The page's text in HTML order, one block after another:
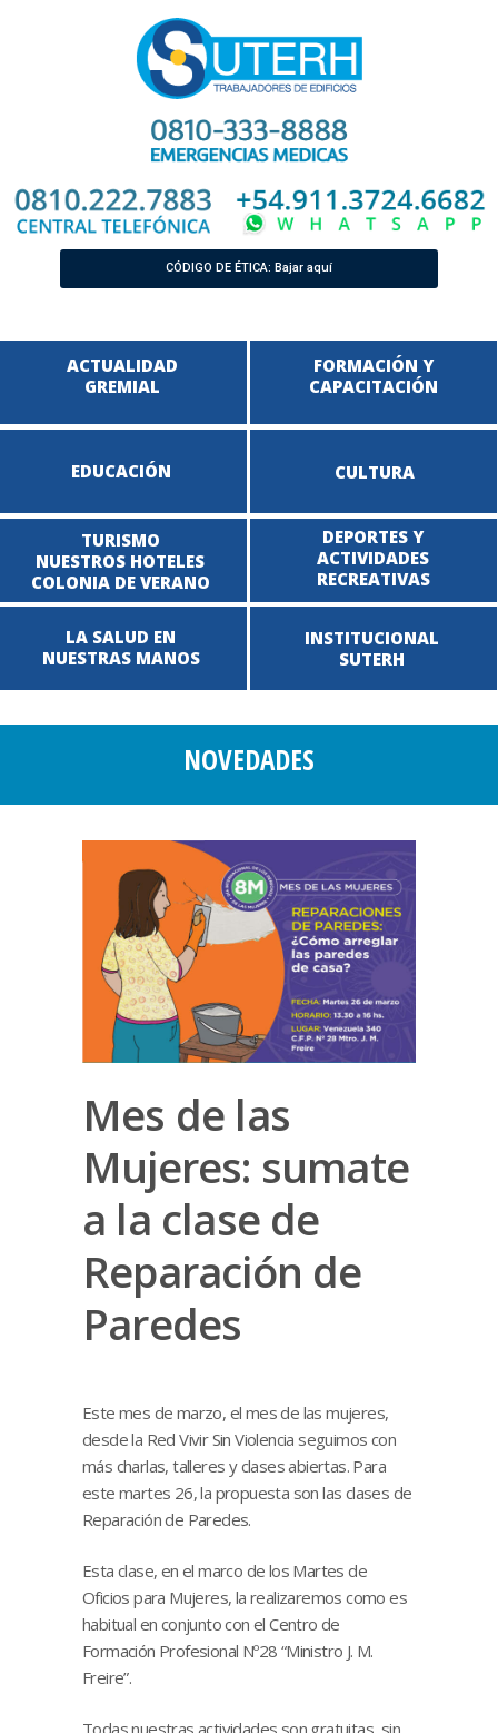
CÓDIGO DE ÉTICA: Bajar aquí
ACTUALIDAD
GREMIAL
EDUCACIÓN CULTURA
TURISMO
NUESTROS HOTELES
COLONIA DE VERANO
DEPORTES Y
ACTIVIDADES
RECREATIVAS
LA SALUD EN
NUESTRAS MANOS
INSTITUCIONAL
SUTERH
FORMACIÓN Y
CAPACITACIÓN
NOVEDADES
Mes de las
Mujeres: sumate
a la clase de
Reparación de
Paredes
Este mes de marzo, el mes de las mujeres,
desde la Red Vivir Sin Violencia seguimos con
más charlas, talleres y clases abiertas. Para
este martes 26, la propuesta son las clases de
Reparación de Paredes.
Esta clase, en el marco de los Martes de
Oficios para Mujeres, la realizaremos como es
habitual en conjunto con el Centro de
Formación Profesional Nº28 “Ministro J. M.
Freire”.